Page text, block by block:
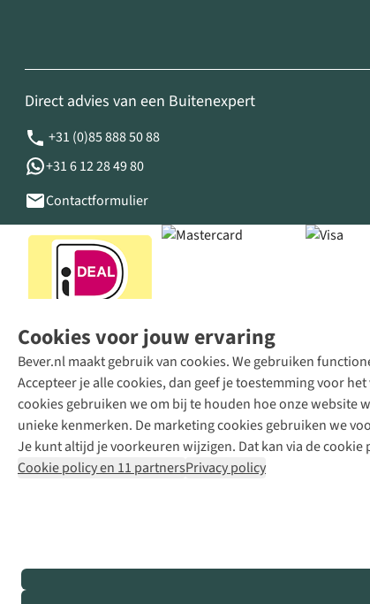
Cookies voor jouw ervaring
Bever.nl maakt gebruik van cookies. We gebruiken
Accepteer je alle cookies, dan geef je toestemming voor
cookies gebruiken we om bij te houden hoe onze website
unieke kenmerken. De marketing cookies gebruiken we
Je kunt altijd je voorkeuren wijzigen. Dat kan via de
Cookie policy en 11 partnersPrivacy policy
Direct advies van een Buitenexpert
+31 (0)85 888 50 88
+31 6 12 28 49 80
Contactformulier